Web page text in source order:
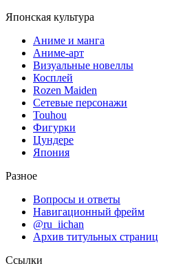
Японская культура
Аниме и манга
Аниме-арт
Визуальные новеллы
Косплей
Rozen Maiden
Сетевые персонажи
Touhou
Фигурки
Цундере
Япония
Разное
Вопросы и ответы
Навигационный фрейм
@ru_iichan
Архив титульных страниц
Ссылки